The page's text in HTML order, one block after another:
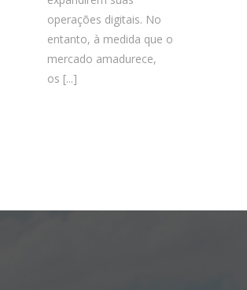
operações digitais. No
entanto, à medida que o
mercado amadurece,
os [...]